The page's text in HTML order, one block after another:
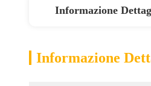
Informazione
Informazione